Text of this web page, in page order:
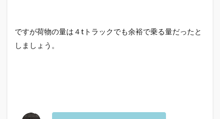
ですが荷物の量は４tトラックでも余裕で乗る量だったと
しましょう。